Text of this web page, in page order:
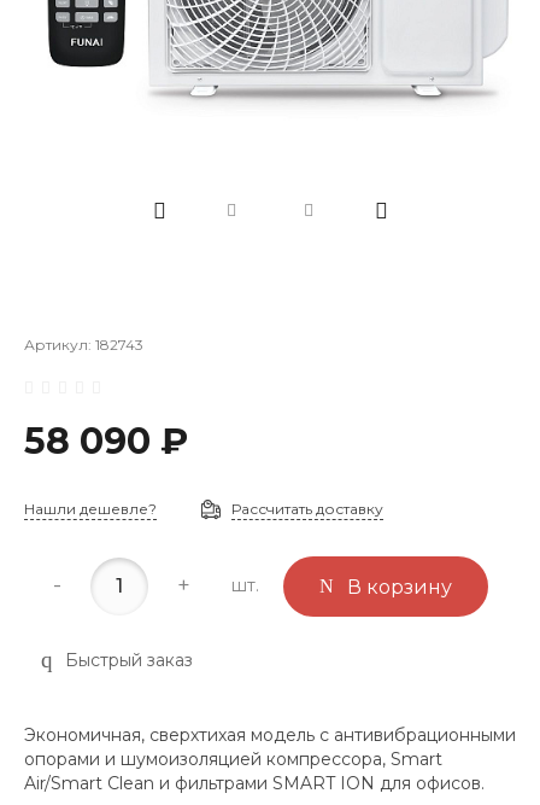
Артикул: 182743
58 090 ₽
Нашли дешевле? Рассчитать доставку
- + шт. В корзину
Быстрый заказ
Экономичная, сверхтихая модель с антивибрационными
опорами и шумоизоляцией компрессора, Smart
Air/Smart Clean и фильтрами SMART ION для офисов.